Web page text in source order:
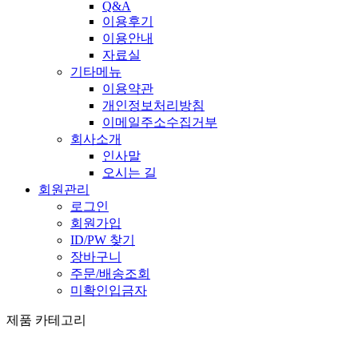
Q&A
이용후기
이용안내
자료실
기타메뉴
이용약관
개인정보처리방침
이메일주소수집거부
회사소개
인사말
오시는 길
회원관리
로그인
회원가입
ID/PW 찾기
장바구니
주문/배송조회
미확인입금자
제품 카테고리